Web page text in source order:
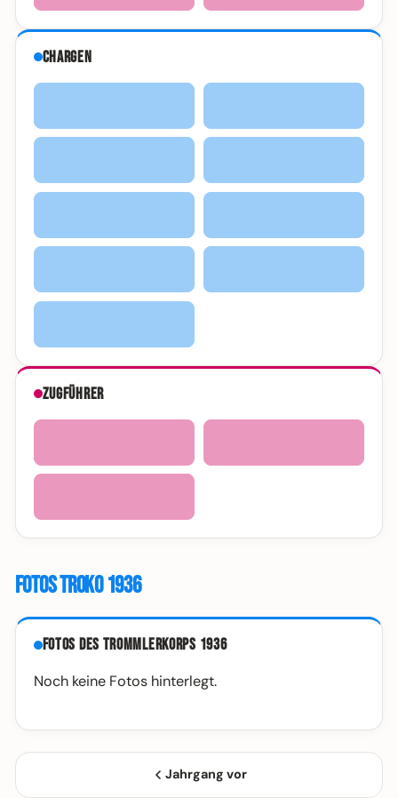
Chargen
Zugführer
Fotos Troko 1936
Fotos des Trommlerkorps 1936
Noch keine Fotos hinterlegt.
Jahrgang vor